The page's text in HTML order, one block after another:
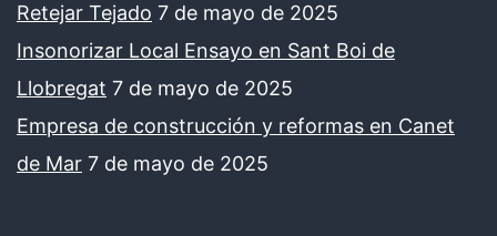
Retejar Tejado 7 de mayo de 2025
Insonorizar Local Ensayo en Sant Boi de
Llobregat 7 de mayo de 2025
Empresa de construcción y reformas en Canet
de Mar 7 de mayo de 2025